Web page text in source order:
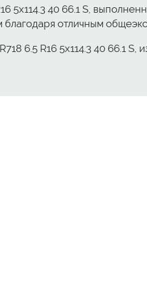
5x114.3 40 66.1 S,
благодаря отличным
6.5 R16 5x114.3 40 66.1